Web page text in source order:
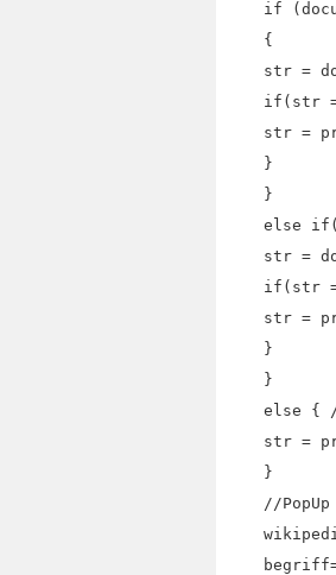
if
{
str =
if(str
str =
}
}
else
str =
if(str
str =
}
}
else {
str =
}
//